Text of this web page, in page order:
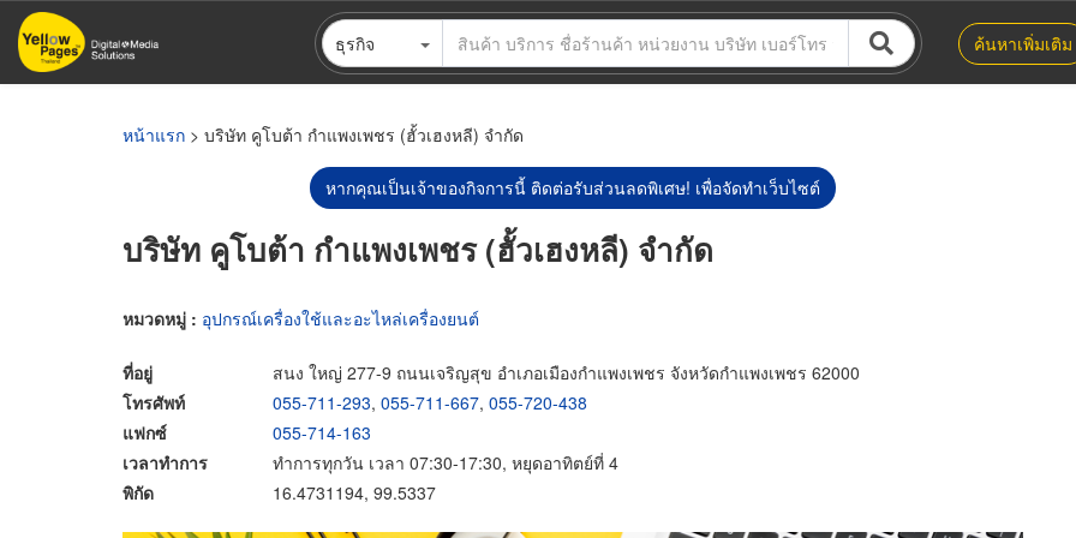
ข้าม
ไป
ธุรกิจ ค้นหาเพิ่มเติม
หน้าแรก > บริษัท คูโบต้า กำแพงเพชร (ฮั้วเฮงหลี) จำกัด
หากคุณเป็นเจ้าของกิจการนี้ ติดต่อรับส่วนลดพิเศษ! เพื่อจัดทำเว็บไซต์
บริษัท คูโบต้า กำแพงเพชร (ฮั้วเฮงหลี) จำกัด
หมวดหมู่ : อุปกรณ์เครื่องใช้และอะไหล่เครื่องยนต์
ที่อยู่
สนง ใหญ่ 277-9 ถนนเจริญสุข อำเภอเมืองกำแพงเพชร จังหวัดกำแพงเพชร 62000
โทรศัพท์
055-711-293, 055-711-667, 055-720-438
แฟกซ์
055-714-163
เวลาทำการ
ทำการทุกวัน เวลา 07:30-17:30, หยุดอาทิตย์ที่ 4
พิกัด
16.4731194, 99.5337